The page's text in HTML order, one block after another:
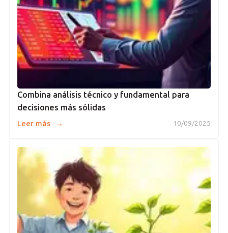
Combina análisis técnico y fundamental para
decisiones más sólidas
10/09/2025
Leer más →